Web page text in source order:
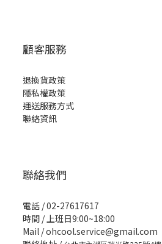
顧客服務
退換貨政策
隱私權政策
運送服務方式
聯絡資訊
聯絡我們
電話 / 02-27617617
時間 / 上班日9:00~18:00
Mail / ohcool.service@gmail.com